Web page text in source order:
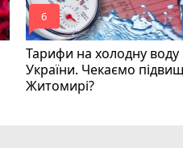
Тарифи на холодну воду
України. Чекаємо
Житомирі?
mode_comment
6